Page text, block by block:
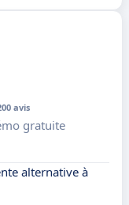
avis
gratuite
alternative à